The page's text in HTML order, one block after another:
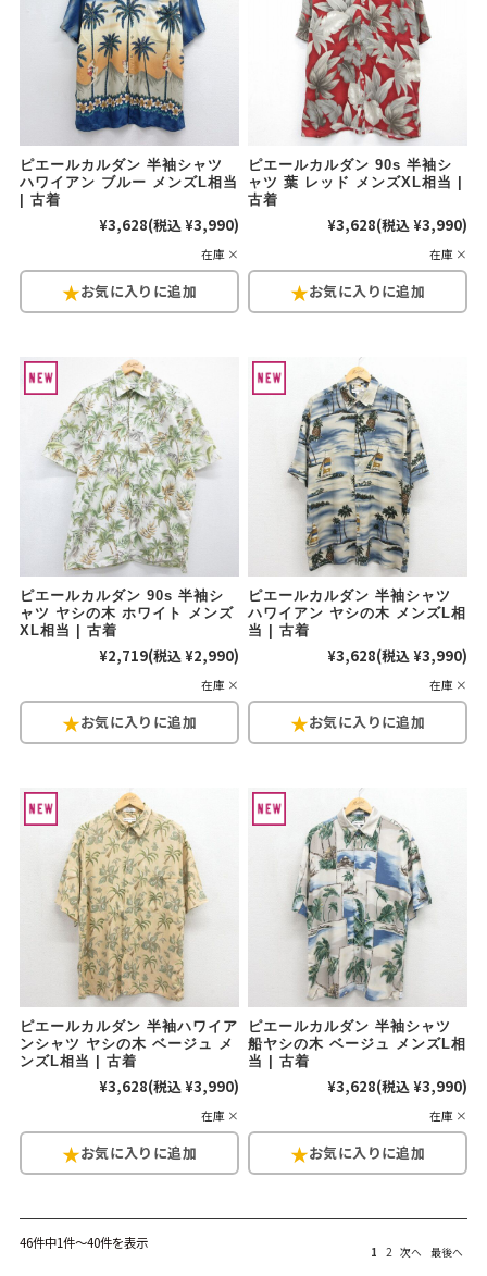
ピエールカルダン 半袖シャツ
ハワイアン ブルー メンズL相当
| 古着
¥3,628(税込 ¥3,990)
在庫 ×
ピエールカルダン 90s 半袖シ
ャツ 葉 レッド メンズXL相当 |
古着
¥3,628(税込 ¥3,990)
在庫 ×
ピエールカルダン 90s 半袖シ
ャツ ヤシの木 ホワイト メンズ
XL相当 | 古着
¥2,719(税込 ¥2,990)
在庫 ×
ピエールカルダン 半袖シャツ
ハワイアン ヤシの木 メンズL相
当 | 古着
¥3,628(税込 ¥3,990)
在庫 ×
ピエールカルダン 半袖ハワイア
ンシャツ ヤシの木 ベージュ メ
ンズL相当 | 古着
¥3,628(税込 ¥3,990)
在庫 ×
ピエールカルダン 半袖シャツ
船ヤシの木 ベージュ メンズL相
当 | 古着
¥3,628(税込 ¥3,990)
在庫 ×
46件中1件～40件を表示
1 2 次へ 最後へ